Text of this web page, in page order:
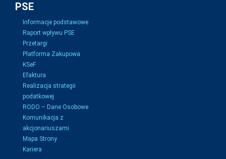
PSE
Informacje podstawowe
Raport wpływu PSE
Przetargi
Platforma Zakupowa
KSeF
Efaktura
Realizacja strategii
podatkowej
RODO – Dane Osobowe
Komunikacja z
akcjonariuszami
Mapa Strony
Kariera